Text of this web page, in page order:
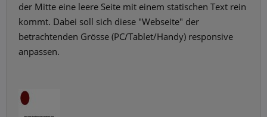
der Mitte eine leere Seite mit einem statischen Text rein
kommt. Dabei soll sich diese "Webseite" der
betrachtenden Grösse (PC/Tablet/Handy) responsive
anpassen.